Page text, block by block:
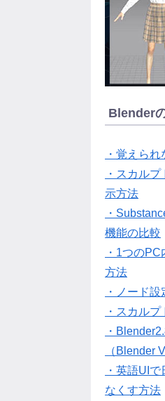
Blender
・覚えら
・スカル
示方法
・
機能の比較
・1つの
方法
・ノード
・スカル
・
（Blender
・英語UI
なくす方法